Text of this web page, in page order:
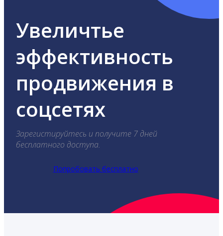
Увеличтье
эффективность
продвижения в
соцсетях
Зарегистируйтесь и получите 7 дней
бесплатного доступа.
Попробовать бесплатно